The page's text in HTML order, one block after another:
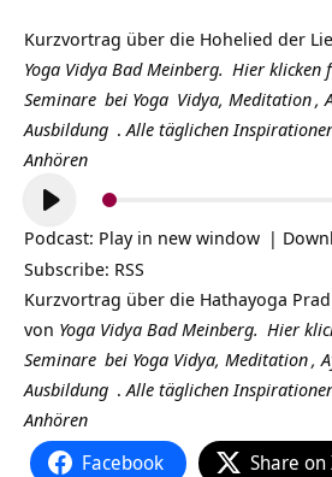
Kurzvortrag über die Hohelied der
Yoga Vidya Bad Meinberg. Hier klicken
Seminare bei Yoga Vidya, Meditation,
Ausbildung . Alle täglichen
Anhören
Audio-
Player
Podcast: Play in new window |
Subscribe: RSS
Kurzvortrag über die Hathayoga
von Yoga Vidya Bad Meinberg. Hier
Seminare bei Yoga Vidya, Meditation,
Ausbildung . Alle täglichen
Anhören
Facebook Share on